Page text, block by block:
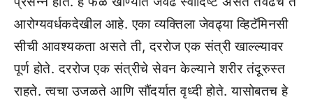
आरोग्यवर्धकदेखील आहे. एका व्यक्तिला जेवढ्या व्हिटॅमिनसी
सीची आवश्यकता असते ती, दररोज एक संत्री खाल्ल्यावर
पूर्ण होते. दररोज एक संत्रीचे सेवन केल्याने शरीर तंदूरुस्त
राहते. त्वचा उजळते आणि सौंदर्यात वृध्दी होते. यासोबतच हे